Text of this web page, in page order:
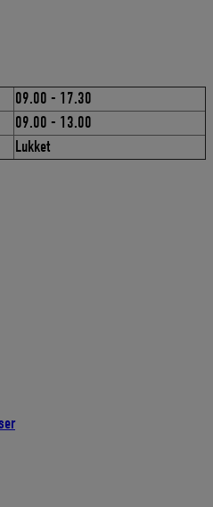
09.00 - 17.30
09.00 - 13.00
Lukket